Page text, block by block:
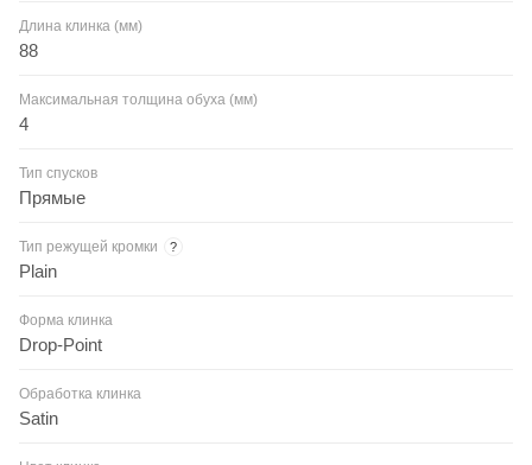
Длина клинка (мм)
88
Максимальная толщина обуха (мм)
4
Тип спусков
Прямые
Тип режущей кромки ?
Plain
Форма клинка
Drop-Point
Обработка клинка
Satin